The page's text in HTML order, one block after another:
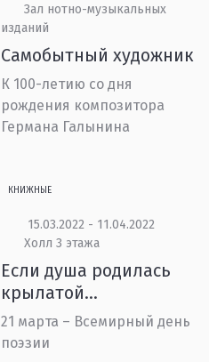
Зал нотно-музыкальных
изданий
Самобытный художник
К 100-летию со дня
рождения композитора
Германа Галынина
КНИЖНЫЕ
15.03.2022 - 11.04.2022
Холл 3 этажа
Если душа родилась
крылатой...
21 марта – Всемирный день
поэзии